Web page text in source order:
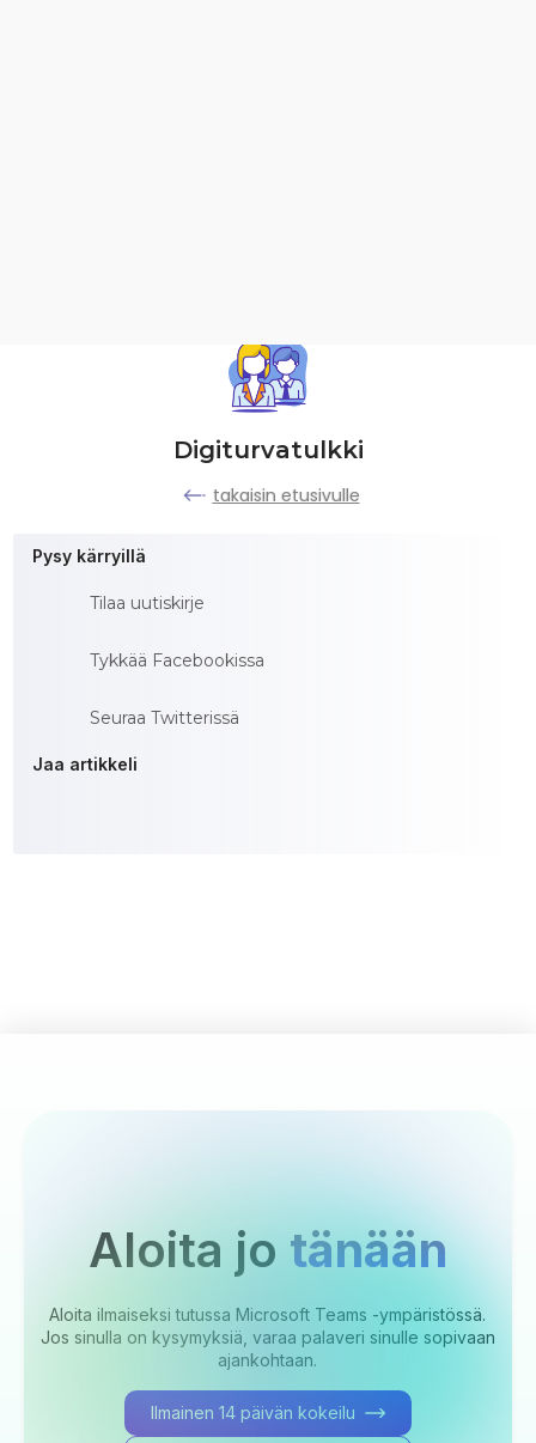
Digiturvatulkki
takaisin etusivulle
Pysy kärryillä
Tilaa uutiskirje
Tykkää Facebookissa
Seuraa Twitterissä
Jaa artikkeli
Aloita jo tänään
Aloita ilmaiseksi tutussa Microsoft Teams -ympäristössä.
Jos sinulla on kysymyksiä, varaa palaveri sinulle sopivaan
ajankohtaan.
Ilmainen 14 päivän kokeilu